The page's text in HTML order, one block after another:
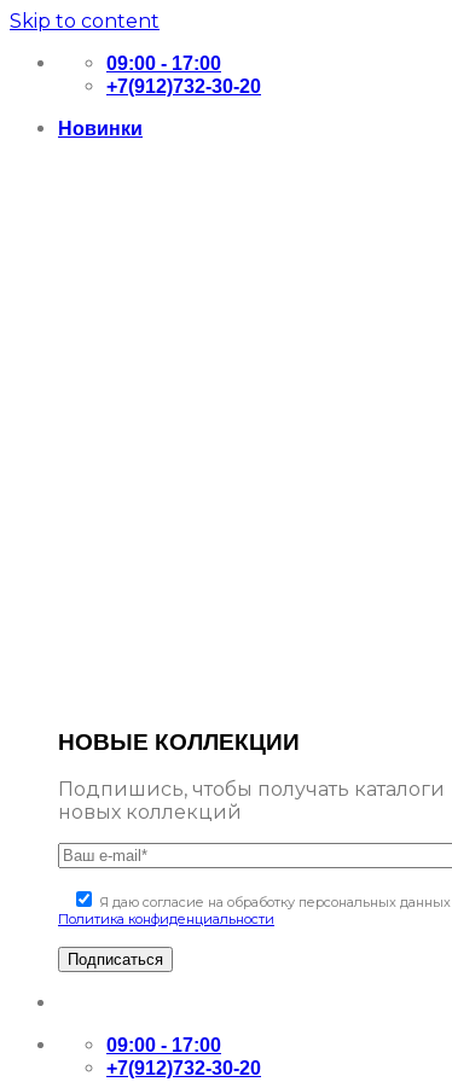
Skip to content
09:00 - 17:00
+7(912)732-30-20
Новинки
НОВЫЕ КОЛЛЕКЦИИ
Подпишись, чтобы получать каталоги
новых коллекций
Я даю согласие на обработку персональных данных
Политика конфиденциальности
09:00 - 17:00
+7(912)732-30-20